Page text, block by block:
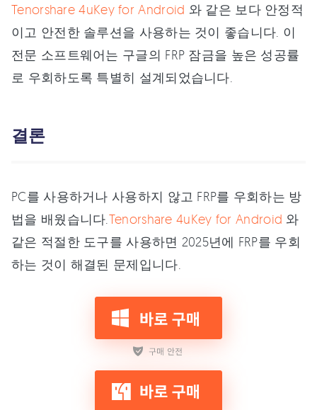
Tenorshare 4uKey for Android 와 같은 보다 안정적
이고 안전한 솔루션을 사용하는 것이 좋습니다. 이
전문 소프트웨어는 구글의 FRP 잠금을 높은 성공률
로 우회하도록 특별히 설계되었습니다.
결론
PC를 사용하거나 사용하지 않고 FRP를 우회하는 방
법을 배웠습니다. Tenorshare 4uKey for Android 와
같은 적절한 도구를 사용하면 2025년에 FRP를 우회
하는 것이 해결된 문제입니다.